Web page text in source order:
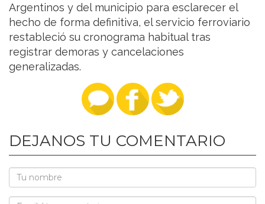
Argentinos y del municipio para esclarecer el
hecho de forma definitiva, el servicio ferroviario
restableció su cronograma habitual tras
registrar demoras y cancelaciones
generalizadas.
DEJANOS TU COMENTARIO